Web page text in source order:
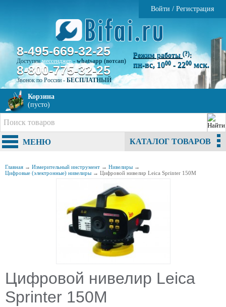
Войти / Регистрация
8-495-669-32-25
Доступенмессенджер-whatsapp (вотсап)
8-800-775-32-25
Звонок по России - БЕСПЛАТНЫЙ
Режим работы (?):
пн-вс, 1000 - 2200 мск.
Корзина
(пусто)
МЕНЮ КАТАЛОГ ТОВАРОВ
Главная → Измерительный инструмент → Нивелиры →
Цифровые (электронные) нивелиры → Цифровой нивелир Leica Sprinter 150M
Цифровой нивелир Leica
Sprinter 150M